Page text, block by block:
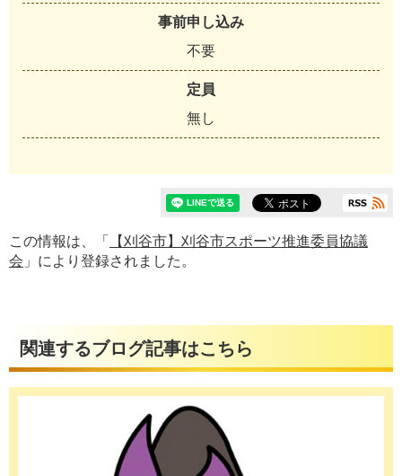
事前申し込み
不要
定員
無し
この情報は、「
【刈谷市】刈谷市スポーツ推進委員協議
会 」により登録されました。
関連するブログ記事はこちら